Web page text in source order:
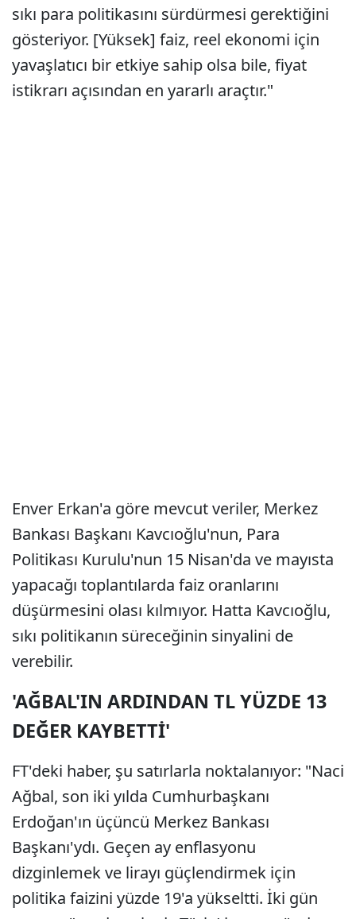
sıkı para politikasını sürdürmesi gerektiğini
gösteriyor. [Yüksek] faiz, reel ekonomi için
yavaşlatıcı bir etkiye sahip olsa bile, fiyat
istikrarı açısından en yararlı araçtır."
Enver Erkan'a göre mevcut veriler, Merkez
Bankası Başkanı Kavcıoğlu'nun, Para
Politikası Kurulu'nun 15 Nisan'da ve mayısta
yapacağı toplantılarda faiz oranlarını
düşürmesini olası kılmıyor. Hatta Kavcıoğlu,
sıkı politikanın süreceğinin sinyalini de
verebilir.
'AĞBAL'IN ARDINDAN TL YÜZDE 13
DEĞER KAYBETTİ'
FT'deki haber, şu satırlarla noktalanıyor: "Naci
Ağbal, son iki yılda Cumhurbaşkanı
Erdoğan'ın üçüncü Merkez Bankası
Başkanı'ydı. Geçen ay enflasyonu
dizginlemek ve lirayı güçlendirmek için
politika faizini yüzde 19'a yükseltti. İki gün